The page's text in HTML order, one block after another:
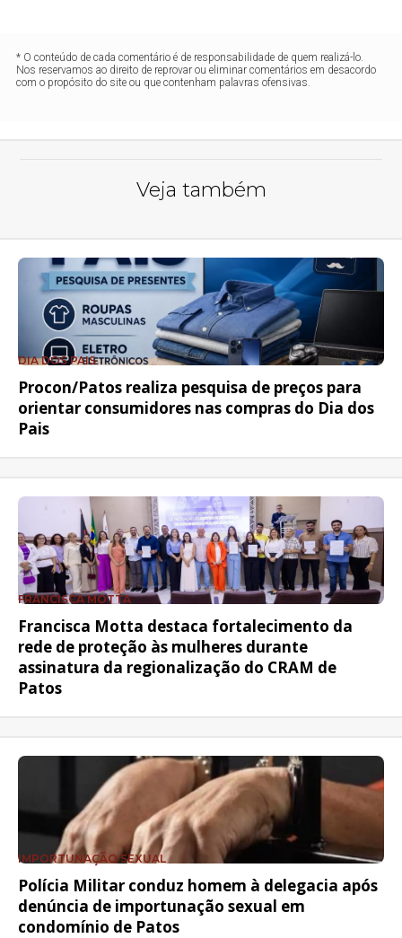
* O conteúdo de cada comentário é de responsabilidade de quem realizá-lo.
Nos reservamos ao direito de reprovar ou eliminar comentários em desacordo
com o propósito do site ou que contenham palavras ofensivas.
Veja também
DIA DOS PAIS
Procon/Patos realiza pesquisa de preços para
orientar consumidores nas compras do Dia dos
Pais
FRANCISCA MOTTA
Francisca Motta destaca fortalecimento da
rede de proteção às mulheres durante
assinatura da regionalização do CRAM de
Patos
IMPORTUNAÇÃO SEXUAL
Polícia Militar conduz homem à delegacia após
denúncia de importunação sexual em
condomínio de Patos